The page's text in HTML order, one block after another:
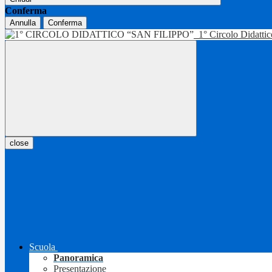
Conferma
Annulla Conferma
1° Circolo
close
Scuola
Panoramica
Presentazione